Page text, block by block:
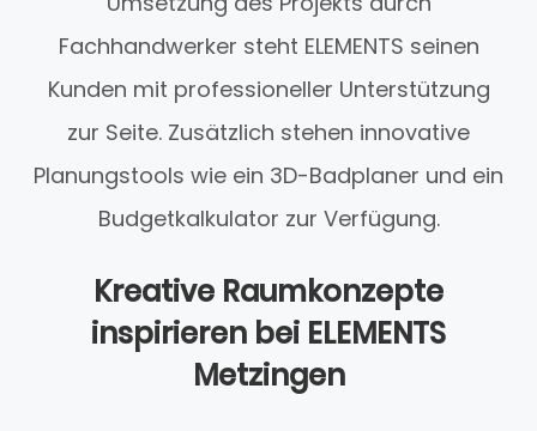
Fachhandwerker steht ELEMENTS seinen
Kunden mit professioneller Unterstützung
zur Seite. Zusätzlich stehen innovative
Planungstools wie ein 3D-Badplaner und ein
Budgetkalkulator zur Verfügung.
Kreative Raumkonzepte
inspirieren bei ELEMENTS
Metzingen